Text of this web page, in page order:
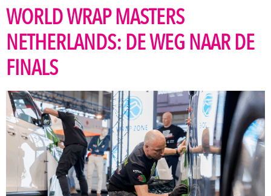
WORLD WRAP MASTERS
NETHERLANDS: DE WEG NAAR DE
FINALS